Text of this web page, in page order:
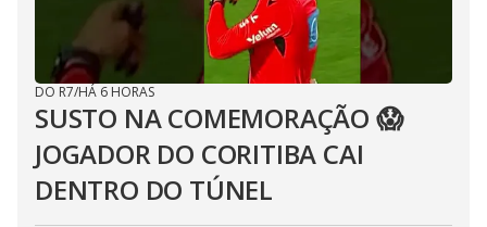
DO R7/HÁ 6 HORAS
SUSTO NA COMEMORAÇÃO 😱
JOGADOR DO CORITIBA CAI
DENTRO DO TÚNEL